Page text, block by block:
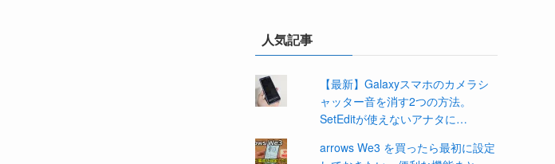
人気記事
【最新】Galaxyスマホのカメラシ
ャッター音を消す2つの方法。
SetEditが使えないアナタに…
arrows We3 を買ったら最初に設定